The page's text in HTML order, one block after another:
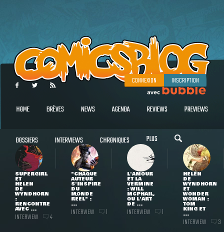
CONNEXION INSCRIPTION
HOME BRÈVES NEWS AGENDA REVIEWS PREVIEWS
DOSSIERS INTERVIEWS CHRONIQUES PLUS
SUPERGIRL
ET
HELEN
DE
WYNDHORN
:
RENCONTRE
AVEC ...
INTERVIEW 4
"CHAQUE
AUTEUR
S'INSPIRE
DU
MONDE
RÉEL" :
...
INTERVIEW 1
L'AMOUR
ET LA
VERMINE
: WILL
MCPHAIL,
OU L'ART
DE ...
INTERVIEW 1
HELEN
DE
WYNDHORN
ET
WONDER
WOMAN :
TOM
KING ET
...
INTERVIEW 3